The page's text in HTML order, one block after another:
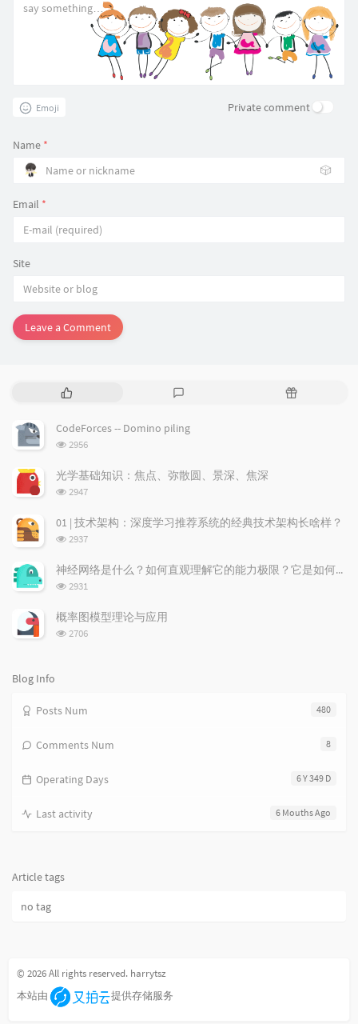
Emoji Private comment
Name *
🎲
Email *
Site
Leave a Comment
P
p
u
a
r
r
t
c
l
s
e
t
m
n
R
t
l
CodeForces -- Domino piling
浏
次
数:
2956
光学基础知识：焦点、弥散圆、景深、焦深
浏
次
数:
2947
01 | 技术架构：深度学习推荐系统的经典技术架构长啥样？
浏
次
数:
2937
神经网络是什么？如何直观理解它的能力极限？它是如何无限逼近真理？
浏
次
数:
2931
概率图模型理论与应用
浏
2706
Blog Info
480
Posts Num
8
Comments Num
6 Y 349 D
Operating Days
6 Mouths Ago
Last activity
Article tags
no tag
© 2026 All rights reserved. harrytsz
本站由
提供存储服务